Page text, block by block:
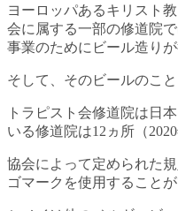
ヨーロッパあるキリスト
会に属する一部の修道院
事業のためにビール造り
そして、そのビールのこ
トラピスト会修道院は日
いる修道院は12ヵ所（
協会によって定められた
ゴマークを使用することが